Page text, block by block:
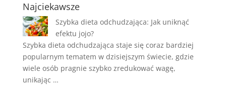
Najciekawsze
Szybka dieta odchudzająca: Jak uniknąć
efektu jojo?
Szybka dieta odchudzająca staje się coraz bardziej
popularnym tematem w dzisiejszym świecie, gdzie
wiele osób pragnie szybko zredukować wagę,
unikając …